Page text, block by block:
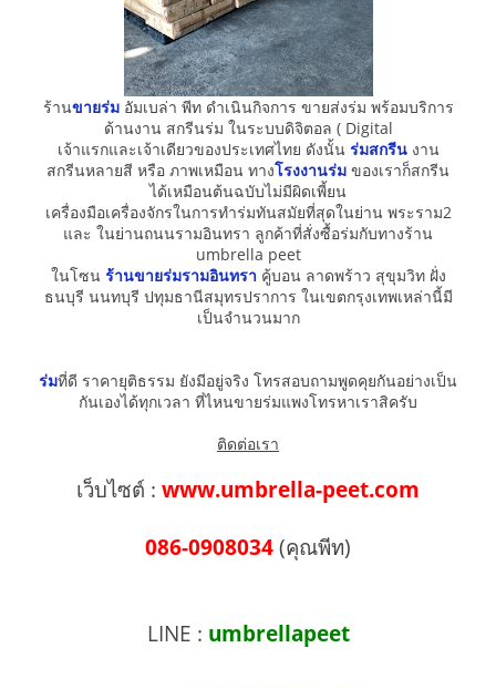
ร้านขายร่มอัมเบล่า พีท ดำเนินกิจการ ขายส่งร่ม พร้อมบริการ
ด้านงาน สกรีนร่ม ในระบบดิจิตอล ( Digital
เจ้าแรกและเจ้าเดียวของประเทศไทย ดังนั้น ร่มสกรีนงาน
สกรีนหลายสี หรือ ภาพเหมือน ทางโรงงานร่ม ของเราก็สกรีน
ได้เหมือนต้นฉบับไม่มีผิดเพี้ยน
เครื่องมือเครื่องจักรในการทำร่มทันสมัยที่สุดในย่าน พระราม2
และ ในย่านถนนรามอินทรา ลูกค้าที่สั่งซื้อร่มกับทางร้าน
umbrella peet
ในโซน ร้านขายร่มรามอินทรา คู้บอน ลาดพร้าว สุขุมวิท ฝั่ง
ธนบุรี นนทบุรี ปทุมธานีสมุทรปราการ ในเขตกรุงเทพเหล่านี้มี
เป็นจำนวนมาก
ร่มที่ดี ราคายุติธรรม ยังมีอยู่จริง โทรสอบถามพูดคุยกันอย่างเป็น
กันเองได้ทุกเวลา ที่ไหนขายร่มแพงโทรหาเราสิครับ
ติดต่อเรา
เว็บไซต์ : www.umbrella-peet.com
086-0908034 (คุณพีท)
LINE : umbrellapeet